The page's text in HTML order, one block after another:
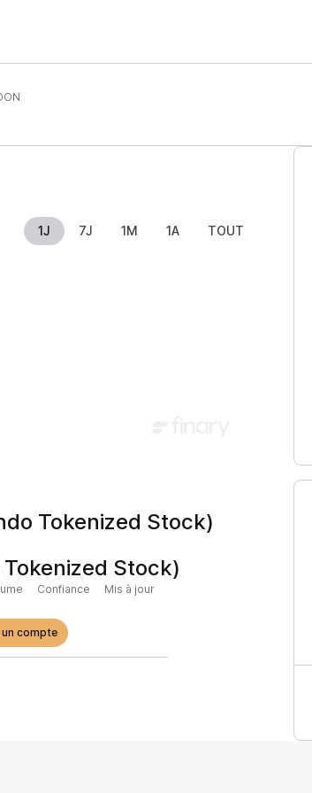
1J 7J 1M 1A TOUT
Tokenized Stock)
Stock)
Confiance Mis à jour
un compte